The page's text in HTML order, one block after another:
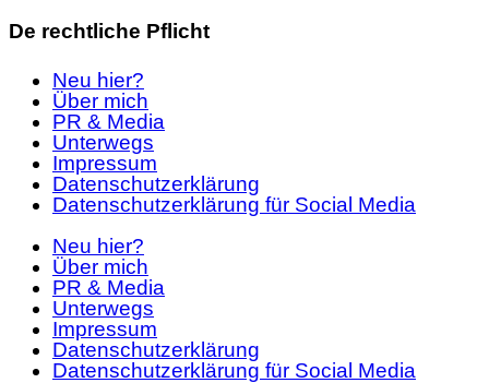
De rechtliche Pflicht
Neu hier?
Über mich
PR & Media
Unterwegs
Impressum
Datenschutzerklärung
Datenschutzerklärung für Social Media
Neu hier?
Über mich
PR & Media
Unterwegs
Impressum
Datenschutzerklärung
Datenschutzerklärung für Social Media